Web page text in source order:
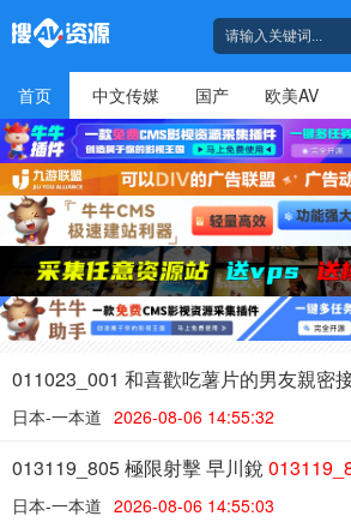
首页 中文传媒 国产 欧美AV
011023_001 和喜歡吃薯片的男友親密
日本-一本道 2026-08-06 14:55:32
013119_805 極限射擊 早川銳
日本-一本道 2026-08-06 14:55:03